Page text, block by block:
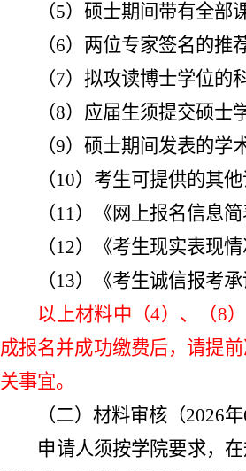
（5）硕士期间带有全部
（6）两位专家签名的推
（7）拟攻读博士学位的
（8） 应届生须提交硕士
（9）硕士期间发表的学
（10）考生可提供的其
（11）《网上报名信息简
（12）《考生现实表现
（13）《考生诚信报考
以上材料中（4）、（8
成报名并成功缴费后，请提
关事宜。
（二）材料审核 （2026
申请人须按学院要求，